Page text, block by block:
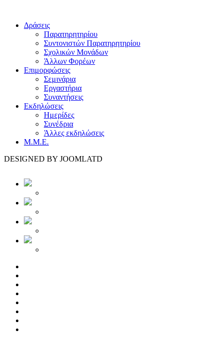
Δράσεις
Παρατηρητηρίου
Συντονιστών Παρατηρητηρίου
Σχολικών Μονάδων
Άλλων Φορέων
Επιμορφώσεις
Σεμινάρια
Εργαστήρια
Συναντήσεις
Εκδηλώσεις
Ημερίδες
Συνέδρια
Άλλες εκδηλώσεις
Μ.Μ.Ε.
DESIGNED BY JOOMLATD